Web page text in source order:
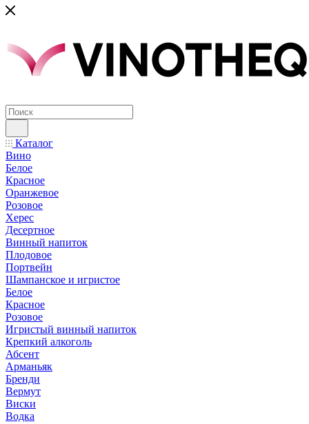
Каталог
Вино
Белое
Красное
Оранжевое
Розовое
Херес
Десертное
Винный напиток
Плодовое
Портвейн
Шампанское и игристое
Белое
Красное
Розовое
Игристый винный напиток
Крепкий алкоголь
Абсент
Арманьяк
Бренди
Вермут
Виски
Водка